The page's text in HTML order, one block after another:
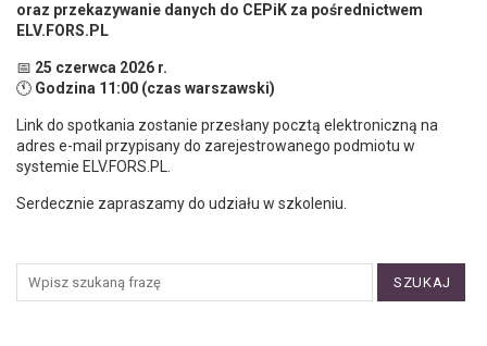
oraz przekazywanie danych do CEPiK za pośrednictwem
ELV.FORS.PL
📅 25 czerwca 2026 r.
🕚 Godzina 11:00 (czas warszawski)
Link do spotkania zostanie przesłany pocztą elektroniczną na
adres e-mail przypisany do zarejestrowanego podmiotu w
systemie ELV.FORS.PL.
Serdecznie zapraszamy do udziału w szkoleniu.
SZUKAJ